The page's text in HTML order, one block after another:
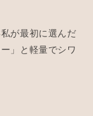
が最初に選んだ
」と軽量でシワ